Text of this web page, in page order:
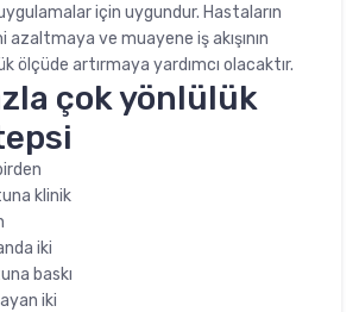
için uygundur. Hastaların
azaltmaya ve muayene iş akışının
ölçüde artırmaya yardımcı olacaktır.
çok yönlülük
klinik
iki
baskı
iki